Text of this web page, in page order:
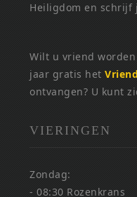
Heiligdom en schrijf
Wilt u vriend
jaar gratis het
ontvangen? U kunt
VIERINGEN
Zondag:
- 08:30 Rozenkrans